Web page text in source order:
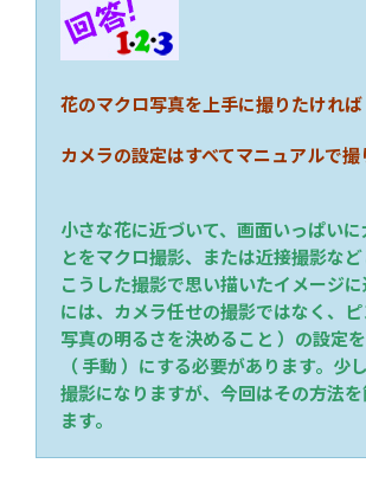
花のマクロ写真を上手に撮りたければ
カメラの設定はすべてマニュアルで撮
小さな花に近づいて、画面いっぱい
とをマクロ撮影、または近接撮影など
こうした撮影で思い描いたイメージ
には、カメラ任せの撮影ではなく、
写真の明るさを決めること ）の設定
（ 手動 ）にする必要があります。少
撮影になりますが、今回はその方法
ます。